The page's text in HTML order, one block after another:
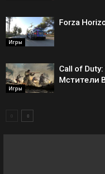
Игры
Forza
Игры
Call of
Мстители